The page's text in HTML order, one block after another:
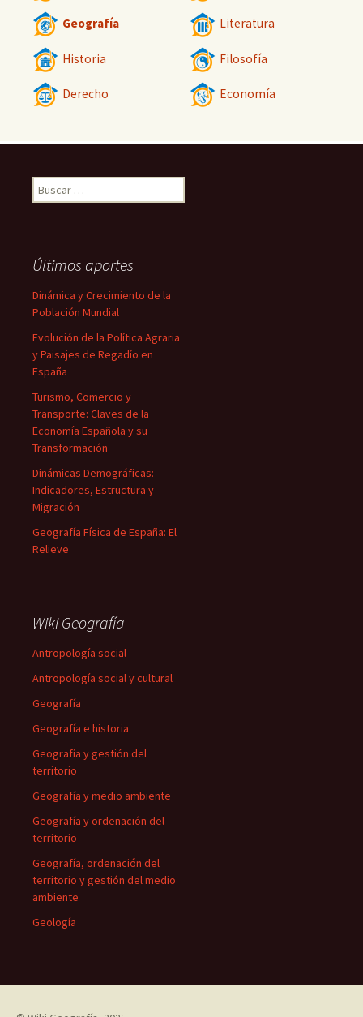
Geografía Literatura
Historia Filosofía
Derecho Economía
Buscar:
Últimos aportes
Dinámica y Crecimiento de la
Población Mundial
Evolución de la Política Agraria
y Paisajes de Regadío en
España
Turismo, Comercio y
Transporte: Claves de la
Economía Española y su
Transformación
Dinámicas Demográficas:
Indicadores, Estructura y
Migración
Geografía Física de España: El
Relieve
Wiki Geografía
Antropología social
Antropología social y cultural
Geografía
Geografía e historia
Geografía y gestión del
territorio
Geografía y medio ambiente
Geografía y ordenación del
territorio
Geografía, ordenación del
territorio y gestión del medio
ambiente
Geología